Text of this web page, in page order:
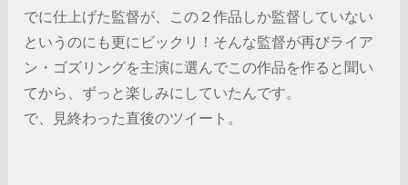
でに仕上げた監督が、この２作品しか監督していない
というのにも更にビックリ！そんな監督が再びライア
ン・ゴズリングを主演に選んでこの作品を作ると聞い
てから、ずっと楽しみにしていたんです。
で、見終わった直後のツイート。